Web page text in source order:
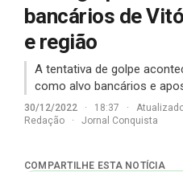
bancários de
e região
A tentativa de golpe
como alvo bancários e
30/12/2022 · 18:37 ·
Redação
· Jornal Conquista
COMPARTILHE ESTA NOTÍCIA